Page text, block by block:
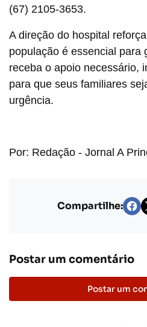
(67) 2105-3653.
A direção do hospital
população é essencial para
receba o apoio necessário,
para que seus familiares
urgência.
Por: Redação - Jornal A
Compartilhe:
Postar um comentário
Postar um